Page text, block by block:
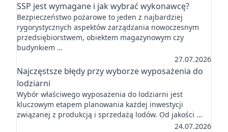
SSP jest wymagane i jak wybrać wykonawcę?
Bezpieczeństwo pożarowe to jeden z najbardziej
rygorystycznych aspektów zarządzania nowoczesnym
przedsiębiorstwem, obiektem magazynowym czy
budynkiem …
27.07.2026
Najczęstsze błędy przy wyborze wyposażenia do
lodziarni
Wybór właściwego wyposażenia do lodziarni jest
kluczowym etapem planowania każdej inwestycji
związanej z produkcją i sprzedażą lodów. Od jakości …
24.07.2026